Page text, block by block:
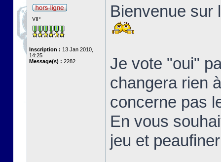
VIP
Inscription : 13 Jan 2010,
14:25
Message(s) : 2282
Bienvenue sur
Je vote "oui"
changera rien
concerne pas
En vous
jeu et